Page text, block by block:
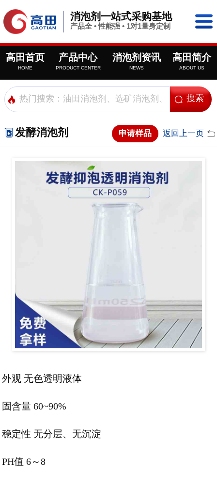
消泡剂一站式采购基地
产品全 • 性能强 • 1对1量身定制
高田首页
HOME
产品中心
PRODUCT CENTER
消泡剂资讯
NEWS
高田简介
ABOUT US
发酵消泡剂 申请样品 返回上一页
外观 无色透明液体
固含量 60~90%
稳定性 无分层、无沉淀
PH值 6～8